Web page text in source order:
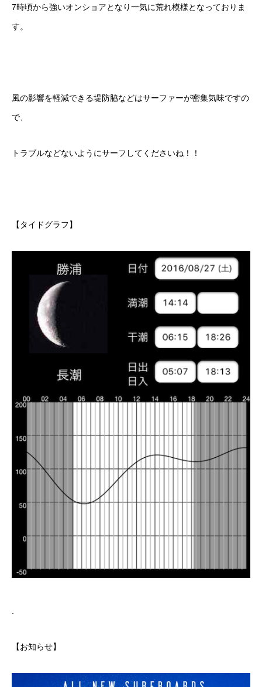
7時頃から強いオンショアとなり一気に荒れ模様となっておりま
す。
風の影響を軽減できる堤防脇などはサーファーが密集気味ですの
で、
トラブルなどないようにサーフしてくださいね！！
【タイドグラフ】
【お知らせ】